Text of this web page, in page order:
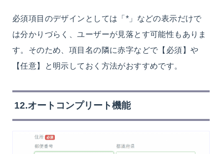
必須項目のデザインとしては「*」などの表示だけで
は分かりづらく、ユーザーが見落とす可能性もありま
す。そのため、項目名の隣に赤字などで【必須】や
【任意】と明示しておく方法がおすすめです。
12.オートコンプリート機能